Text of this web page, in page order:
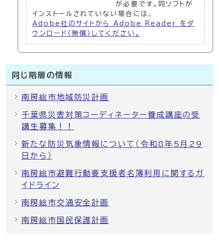
が必要です。同ソフトが
インストールされていない場合には、
Adobe社のサイトから Adobe Reader をダ
ウンロード（無償）してください。
同じ階層の情報
南房総市地域防災計画
千葉県災害対策コーディネーター養成講座の受
講生募集！！
新たな防災気象情報について（令和8年5月29
日から）
南房総市避難行動要支援者名簿利用に関するガ
イドライン
南房総市交通安全計画
南房総市国民保護計画